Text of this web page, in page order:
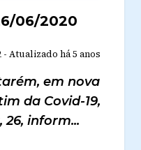
06/2020
- Atualizado há 5 anos
em nova
da Covid-19,
inform...